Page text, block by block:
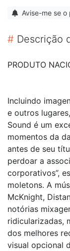
Avise-me se
# Descrição
PRODUTO
Incluindo
e outros
Sound é um
momentos da
antes de seu
perdoar a
corporativos”,
moletons. A
McKnight,
notórias
ridicularizadas,
dos melhores
visual opcional